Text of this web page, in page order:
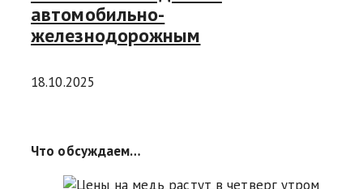
автомобильно-
железнодорожным
18.10.2025
Что обсуждаем…